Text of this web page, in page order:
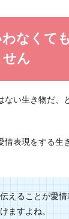
なくて
せん
ない生き物だ、
情表現をする生
えることが愛
ますよね。